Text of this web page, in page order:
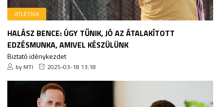
ATLÉTIKA
HALÁSZ BENCE: ÚGY TŰNIK, JÓ AZ ÁTALAKÍTOTT
EDZÉSMUNKA, AMIVEL KÉSZÜLÜNK
Biztató idénykezdet
by MTI 2025-03-18 13:18